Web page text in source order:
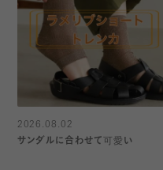
2026.08.02
サンダルに合わせて可愛い